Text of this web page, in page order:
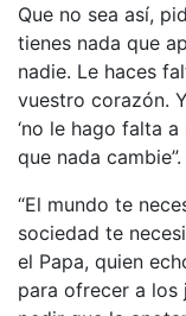
Que no sea así,
tienes nada que
nadie. Le haces
vuestro corazón.
‘no le hago falta
que nada cambie”.
“El mundo te
sociedad te
el Papa, quien
para ofrecer a los